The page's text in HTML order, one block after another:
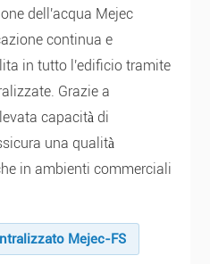
dell'acqua Mejec
continua e
in tutto l'edificio tramite
Grazie a
capacità di
una qualità
in ambienti commerciali
Mejec-FS